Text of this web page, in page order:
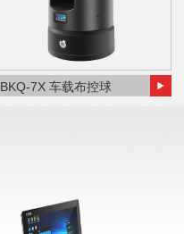
BKQ-7X 车载布控球